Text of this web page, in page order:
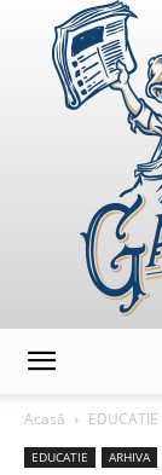
Acasă
EDUCATIE
EDUCATIE ARHIVA